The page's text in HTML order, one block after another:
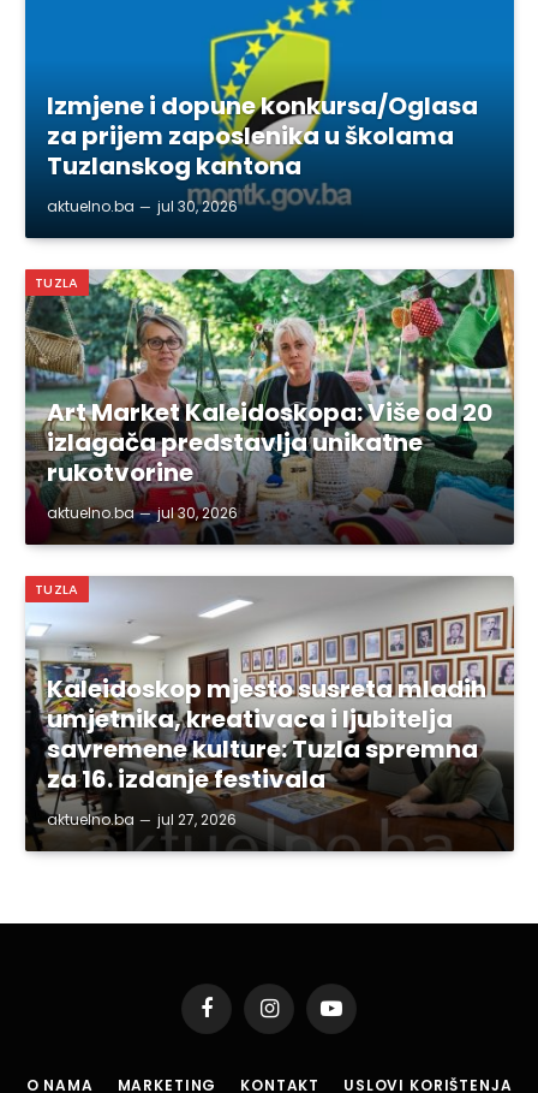
Izmjene i dopune konkursa/Oglasa
za prijem zaposlenika u školama
Tuzlanskog kantona
aktuelno.ba jul 30, 2026
TUZLA
Art Market Kaleidoskopa: Više od 20
izlagača predstavlja unikatne
rukotvorine
aktuelno.ba jul 30, 2026
TUZLA
Kaleidoskop mjesto susreta mladih
umjetnika, kreativaca i ljubitelja
savremene kulture: Tuzla spremna
za 16. izdanje festivala
aktuelno.ba jul 27, 2026
FacebookInstagramYouTube
O NAMA MARKETING KONTAKT USLOVI KORIŠTENJA